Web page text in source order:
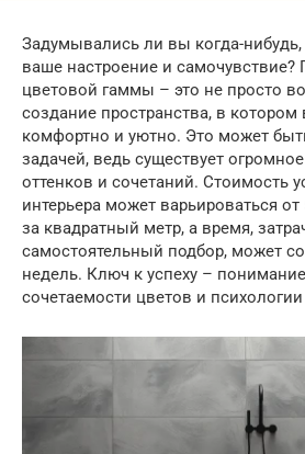
Задумывались ли вы когда-нибудь,
ваше настроение и самочувствие?
цветовой гаммы – это не просто
создание пространства, в котором
комфортно и уютно. Это может
задачей, ведь существует
оттенков и сочетаний. Стоимость
интерьера может варьироваться от
за квадратный метр, а время,
самостоятельный подбор, может
недель. Ключ к успеху –
сочетаемости цветов и психологии